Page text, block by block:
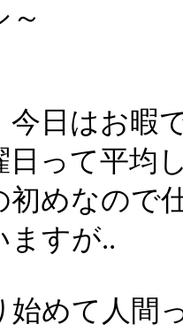
～
日はお暇
日って平均
初めなので
ますが..
始めて人間